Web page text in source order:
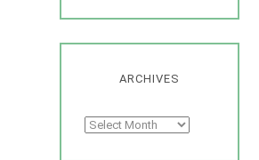
ARCHIVES
Archives